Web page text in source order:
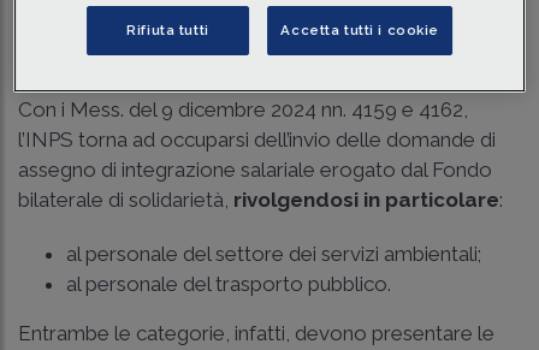
Traduci con IA Ascolta la news
Tempo di lettura6 min.
Con i Mess. del 9 dicembre 2024 nn. 4159 e 4162,
l’INPS torna ad occuparsi dell’invio delle domande di
assegno di integrazione salariale erogato dal Fondo
bilaterale di solidarietà, rivolgendosi in particolare:
al personale del settore dei servizi ambientali;
al personale del trasporto pubblico.
Entrambe le categorie, infatti, devono presentare le
Rifiuta tutti Accetta tutti i cookie